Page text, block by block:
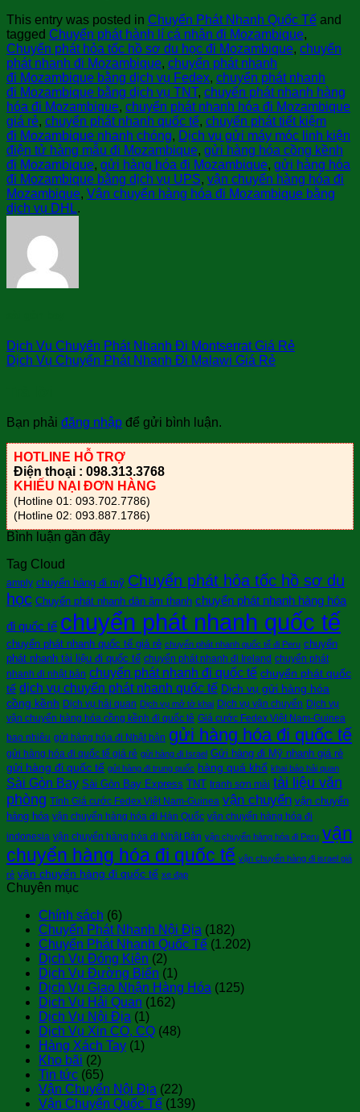
This entry was posted in Chuyển Phát Nhanh Quốc Tế and
tagged Chuyển phát hành lí cá nhân đi Mozambique,
Chuyển phát hỏa tốc hồ sơ du học đi Mozambique, chuyển
phát nhanh đi Mozambique, chuyển phát nhanh
đi Mozambique bằng dịch vụ Fedex, chuyển phát nhanh
đi Mozambique bằng dịch vụ TNT, chuyển phát nhanh hàng
hóa đi Mozambique, chuyển phát nhanh hóa đi Mozambique
giá rẻ, chuyển phát nhanh quốc tế, chuyển phát tiết kiệm
đi Mozambique nhanh chóng, Dịch vụ gửi máy móc linh kiện
điện tử hàng mẫu đi Mozambique, gửi hàng hóa cồng kềnh
đi Mozambique, gửi hàng hóa đi Mozambique, gửi hàng hóa
đi Mozambique bằng dịch vụ UPS, vận chuyển hàng hóa đi
Mozambique, Vận chuyển hàng hóa đi Mozambique bằng
dịch vụ DHL.
Dịch Vụ Chuyển Phát Nhanh Đi Montserrat Giá Rẻ
Dịch Vụ Chuyển Phát Nhanh Đi Malawi Giá Rẻ
Bạn phải đăng nhập để gửi bình luận.
HOTLINE HỖ TRỢ
Điện thoại : 098.313.3768
KHIẾU NẠI ĐƠN HÀNG
(Hotline 01: 093.702.7786)
(Hotline 02: 093.887.1786)
Bình luận gần đây
Tag Cloud
amply chuyển hàng đi mỹ Chuyển phát hỏa tốc hồ sơ du
học Chuyển phát nhanh dàn âm thanh chuyển phát nhanh hàng hóa
đi quốc tế chuyển phát nhanh quốc tế
chuyển phát nhanh quốc tế giá rẻ chuyển phát nhanh quốc tế đi Peru chuyển
phát nhanh tài liệu đi quốc tế chuyển phát nhanh đi Ireland chuyển phát
nhanh đi nhật bản chuyển phát nhanh đi quốc tế chuyển phát quốc
tế dịch vụ chuyển phát nhanh quốc tế Dịch vụ gửi hàng hóa
cồng kềnh Dịch vụ hải quan Dịch vụ mở tờ khai Dịch vụ vận chuyển Dịch vụ
vận chuyển hàng hóa cồng kềnh đi quốc tê Giá cước Fedex Việt Nam-Guinea
bao nhiêu gửi hàng hóa đi Nhật bản gửi hàng hóa đi quốc tế
gửi hàng hóa đi quốc tế giá rẻ gửi hàng đi Israel Gửi hàng đi Mỹ nhanh giá rẻ
gửi hàng đi quốc tế gửi hàng đi trung quốc hàng quá khổ khai báo hải quan
Sài Gòn Bay Sài Gòn Bay Express TNT tranh sơn mài tài liệu văn
phòng Tính Giá cước Fedex Việt Nam-Guinea vận chuyển vận chuyển
hàng hóa vận chuyển hàng hóa đi Hàn Quốc vận chuyển hàng hóa đi
indonesia vận chuyển hàng hóa đi Nhật Bản vận chuyển hàng hóa đi Peru vận
chuyển hàng hóa đi quốc tế vận chuyển hàng đi israel giá
rẻ vận chuyển hàng đi quốc tế xe đạp
Chuyên mục
Chính sách (6)
Chuyển Phát Nhanh Nội Địa (182)
Chuyển Phát Nhanh Quốc Tế (1.202)
Dịch Vụ Đóng Kiện (2)
Dịch Vụ Đường Biển (1)
Dịch Vụ Giao Nhận Hàng Hóa (125)
Dịch Vụ Hải Quan (162)
Dịch Vụ Nội Địa (1)
Dịch Vụ Xin CO, CQ (48)
Hàng Xách Tay (1)
Kho bãi (2)
Tin tức (65)
Vận Chuyển Nội Địa (22)
Vận Chuyển Quốc Tế (139)